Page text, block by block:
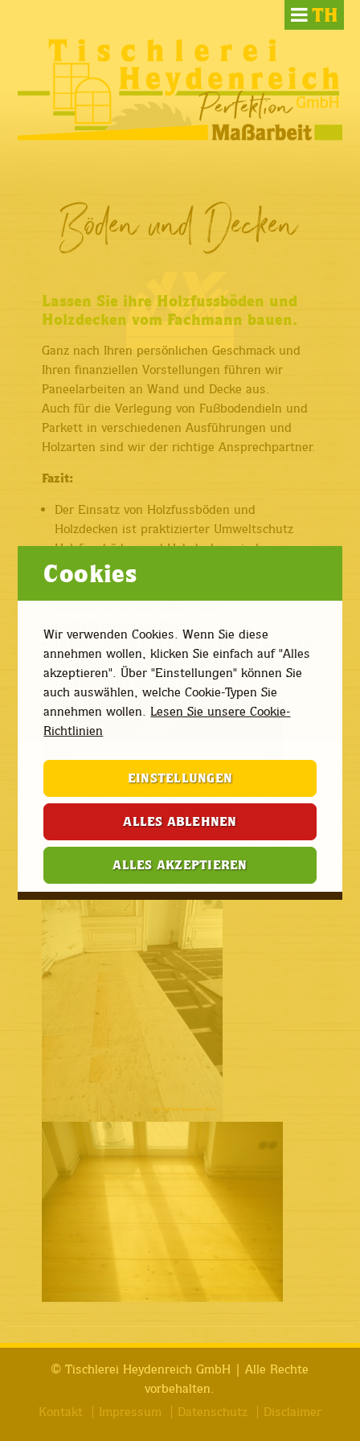
Böden und Decken
Lassen Sie ihre Holzfussböden und
Holzdecken vom Fachmann bauen.
Ganz nach Ihren persönlichen Geschmack und
Ihren finanziellen Vorstellungen führen wir
Paneelarbeiten an Wand und Decke aus.
Auch für die Verlegung von Fußbodendieln und
Parkett in verschiedenen Ausführungen und
Holzarten sind wir der richtige Ansprechpartner.
Fazit:
Der Einsatz von Holzfussböden und
Holzdecken ist praktizierter Umweltschutz
Holzfussböden und Holzdecken sind
wirtschaftliche Langzeitinvestitionen
Holzfussböden und Holzdecken sind wohnlich,
problemlos zu reinigen, können gewartet,
repariert und umgerüstet werden
© Tischlerei Heydenreich GmbH | Alle Rechte
vorbehalten.
Kontakt
Impressum Datenschutz Disclaimer
Cookies
Wir verwenden Cookies. Wenn Sie diese
annehmen wollen, klicken Sie einfach auf "Alles
akzeptieren". Über "Einstellungen" können Sie
auch auswählen, welche Cookie-Typen Sie
annehmen wollen. Lesen Sie unsere Cookie-
Richtlinien
EINSTELLUNGEN
ALLES ABLEHNEN
ALLES AKZEPTIEREN